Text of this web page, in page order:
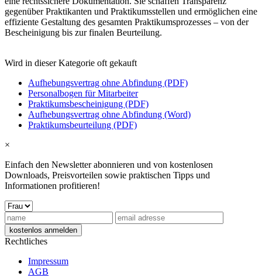
gegenüber Praktikanten und Praktikumsstellen und ermöglichen eine
effiziente Gestaltung des gesamten Praktikumsprozesses – von der
Bescheinigung bis zur finalen Beurteilung.
Wird in dieser Kategorie oft gekauft
Aufhebungsvertrag ohne Abfindung (PDF)
Personalbogen für Mitarbeiter
Praktikumsbescheinigung (PDF)
Aufhebungsvertrag ohne Abfindung (Word)
Praktikumsbeurteilung (PDF)
×
Einfach den Newsletter abonnieren und von kostenlosen
Downloads, Preisvorteilen sowie praktischen Tipps und
Informationen profitieren!
Rechtliches
Impressum
AGB